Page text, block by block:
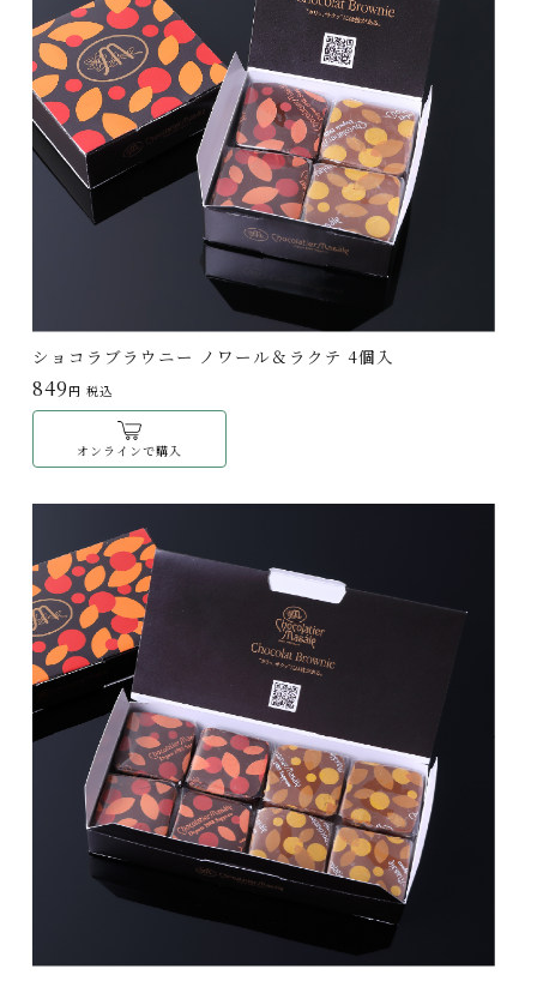
ショコラブラウニー ノワール＆ラクテ 4個入
849 円 税込
オンラインで購入